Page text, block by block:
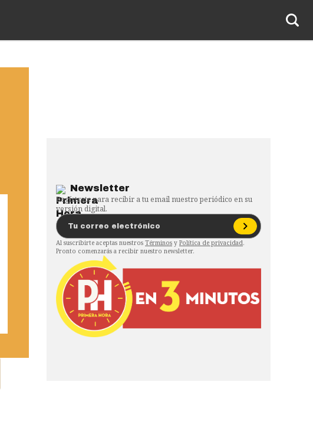
Newsletter
Regístrate para recibir a tu email nuestro periódico en su
versión digital.
Al suscribirte aceptas nuestros Términos y Política de privacidad.
Pronto comenzarás a recibir nuestro newsletter.